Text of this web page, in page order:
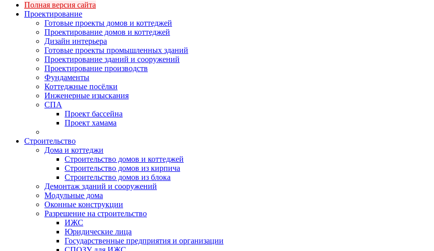
Полная версия сайта
Проектирование
Готовые проекты домов и коттеджей
Проектирование домов и коттеджей
Дизайн интерьера
Готовые проекты промышленных зданий
Проектирование зданий и сооружений
Проектирование производств
Фундаменты
Коттеджные посёлки
Инженерные изыскания
СПА
Проект бассейна
Проект хамама
Строительство
Дома и коттеджи
Строительство домов и коттеджей
Строительство домов из кирпича
Строительство домов из блока
Демонтаж зданий и сооружений
Модульные дома
Оконные конструкции
Разрешение на строительство
ИЖС
Юридические лица
Государственные предприятия и организации